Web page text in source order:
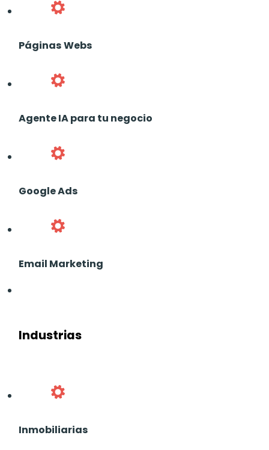
Páginas Webs
Agente IA para tu negocio
Google Ads
Email Marketing
Industrias
Inmobiliarias